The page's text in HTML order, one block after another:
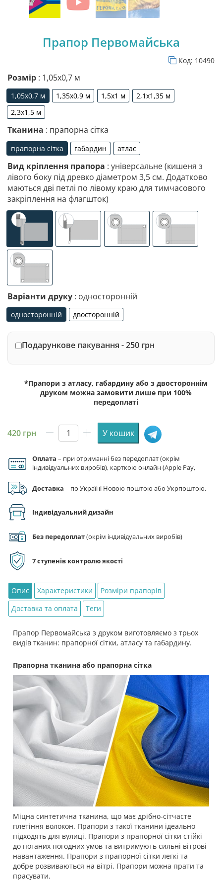
Прапор Первомайська
Код: 10490
Розмір : 1,05х0,7 м
1,05х0,7 м
1,05х0,7 м
1,35х0,9 м
1,35х0,9 м
1,5х1 м
1,5х1 м
2,1х1,35 м
2,1х1,35 м
2,3х1,5 м
2,3х1,5 м
Тканина : прапорна сітка
прапорна сітка
прапорна сітка
габардин
габардин
атлас
атлас
Вид кріплення прапора : універсальне (кишеня з
лівого боку під древко діаметром 3,5 см. Додатково
маються дві петлі по лівому краю для тимчасового
закріплення на флагшток)
Варіанти друку : односторонній
односторонній
односторонній
двосторонній
двосторонній
Подарункове пакування - 250 грн
*Прапори з атласу, габардину або з двостороннім
друком можна замовити лише при 100%
передоплаті
420 грн
Прапор
кількість
У кошик
Оплата – при отриманні без передоплат (окрім
індивідуальних виробів), карткою онлайн (Apple Pay,
Доставка – по Україні Новою поштою або Укрпоштою.
Індивідуальний дизайн
Без передоплат(окрім індивідуальних виробів)
7 ступенів контролю якості
Опис Характеристики
Розміри прапорів
Доставка та оплата
Теги
Прапор Первомайська з друком виготовляємо з трьох
видів тканин: прапорної сітки, атласу та габардину.
Прапорна тканина або прапорна сітка
Міцна синтетична тканина, що має дрібно-сітчасте
плетіння волокон. Прапори з такої тканини ідеально
підходять для вулиці. Прапори з прапорної сітки стійкі
до поганих погодних умов та витримують сильні вітрові
навантаження. Прапори з прапорної сітки легкі та
добре розвиваються на вітрі. Прапори можна прати та
прасувати.